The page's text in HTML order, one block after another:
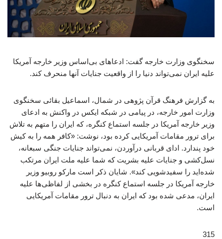
سخنگوی وزارت خارجه گفت: ادعاهای بی‌اساس وزیر خارجه آمریکا
علیه ایران نمی‌تواند دنیا را از واقعیت جنایات آنها منحرف کند.
به گزارش فرهنگ قرآن پژوهی در شمال، اسماعیل بقائی سخنگوی
وزارت امور خارجه، در پیامی در شبکه ایکس در واکنش به ادعای
وزیر خارجه آمریکا در جلسه استماع کنگره، که ایران را متهم به تلاش
برای ترور مقامات آمریکایی کرده بود، نوشت: «کافر همه را به کیش
خود پندارد. ادای قربانی درآوردن، نمی‌تواند جنایات جنگی سبعانه،
نسل‌کشی و جنایات علیه بشریت که شما علیه ملت ایران مرتکب
شده‌اید را سفیدشویی کند». شایان ذکر است مارکو روبیو وزیر
خارجه آمریکا در جلسه استماع کنگره در بخشی از لفاظی‌ها علیه
ایران، مدعی شده بود که ایران به دنبال ترور مقامات آمریکایی
است.
315